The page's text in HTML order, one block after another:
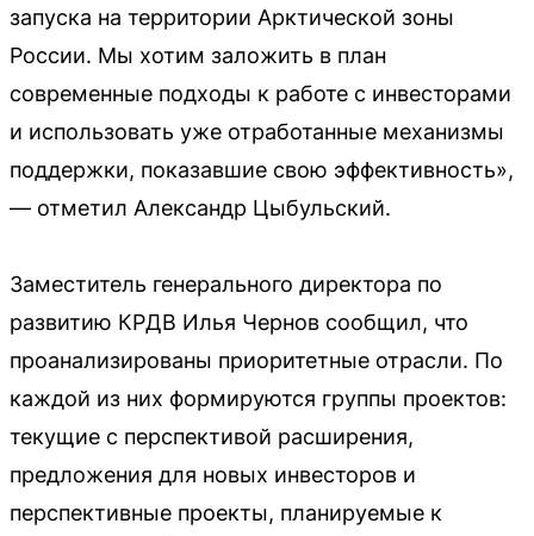
запуска на территории Арктической зоны
России. Мы хотим заложить в план
современные подходы к работе с инвесторами
и использовать уже отработанные механизмы
поддержки, показавшие свою эффективность»,
— отметил Александр Цыбульский.
Заместитель генерального директора по
развитию КРДВ Илья Чернов сообщил, что
проанализированы приоритетные отрасли. По
каждой из них формируются группы проектов:
текущие с перспективой расширения,
предложения для новых инвесторов и
перспективные проекты, планируемые к